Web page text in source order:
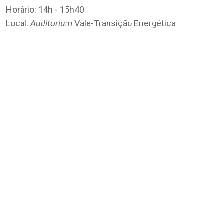
Horário: 14h - 15h40
Local: AuditoriumVale-Transição Energética